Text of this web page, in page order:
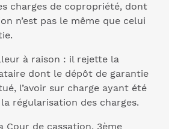
charges de copropriété, dont
n’est pas le même que celui
à raison : il rejette la
dont le dépôt de garantie
l’avoir sur charge ayant été
régularisation des charges.
Cour de cassation, 3ème